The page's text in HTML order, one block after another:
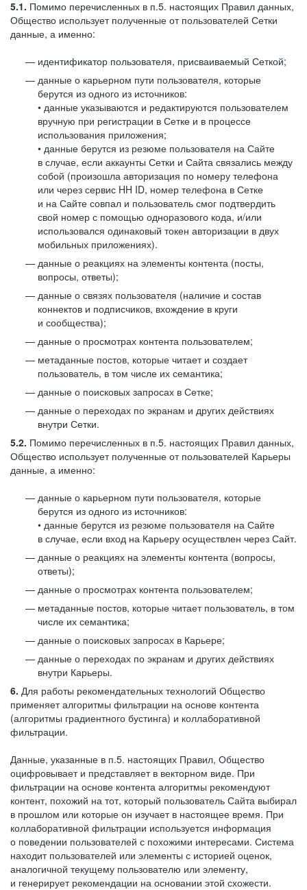
5.1. Помимо перечисленных в п.5. настоящих Правил данных,
Общество использует полученные от пользователей Сетки
данные, а именно:
идентификатор пользователя, присваиваемый Сеткой;
данные о карьерном пути пользователя, которые
берутся из одного из источников:
• данные указываются и редактируются пользователем
вручную при регистрации в Сетке и в процессе
использования приложения;
• данные берутся из резюме пользователя на Сайте
в случае, если аккаунты Сетки и Сайта связались между
собой (произошла авторизация по номеру телефона
или через сервис HH ID, номер телефона в Сетке
и на Сайте совпал и пользователь смог подтвердить
свой номер с помощью одноразового кода, и/или
использовался одинаковый токен авторизации в двух
мобильных приложениях).
данные о реакциях на элементы контента (посты,
вопросы, ответы);
данные о связях пользователя (наличие и состав
коннектов и подписчиков, вхождение в круги
и сообщества);
данные о просмотрах контента пользователем;
метаданные постов, которые читает и создает
пользователь, в том числе их семантика;
данные о поисковых запросах в Сетке;
данные о переходах по экранам и других действиях
внутри Сетки.
5.2. Помимо перечисленных в п.5. настоящих Правил данных,
Общество использует полученные от пользователей Карьеры
данные, а именно:
данные о карьерном пути пользователя, которые
берутся из одного из источников:
• данные берутся из резюме пользователя на Сайте
в случае, если вход на Карьеру осуществлен через Сайт.
данные о реакциях на элементы контента (вопросы,
ответы);
данные о просмотрах контента пользователем;
метаданные постов, которые читает пользователь, в том
числе их семантика;
данные о поисковых запросах в Карьере;
данные о переходах по экранам и других действиях
внутри Карьеры.
6. Для работы рекомендательных технологий Общество
применяет алгоритмы фильтрации на основе контента
(алгоритмы градиентного бустинга) и коллаборативной
фильтрации.
Данные, указанные в п.5. настоящих Правил, Общество
оцифровывает и представляет в векторном виде. При
фильтрации на основе контента алгоритмы рекомендуют
контент, похожий на тот, который пользователь Сайта выбирал
в прошлом или которые он изучает в настоящее время. При
коллаборативной фильтрации используется информация
о поведении пользователей с похожими интересами. Система
находит пользователей или элементы с историей оценок,
аналогичной текущему пользователю или элементу,
и генерирует рекомендации на основании этой схожести.